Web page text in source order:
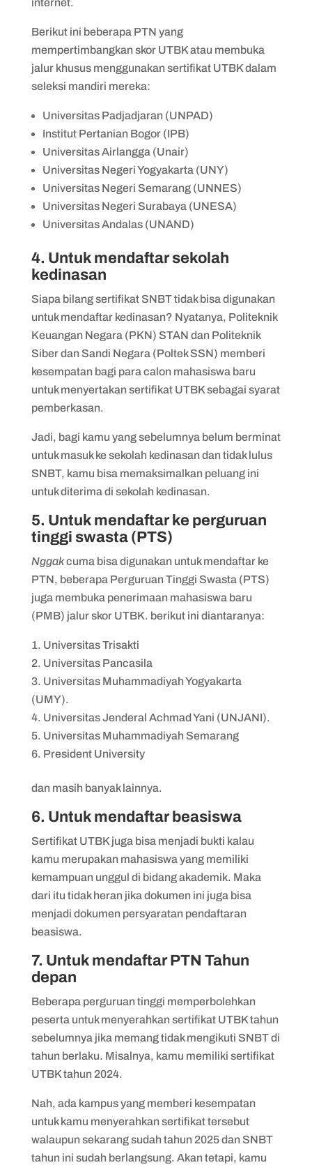
internet.
Berikut ini beberapa PTN yang
mempertimbangkan skor UTBK atau membuka
jalur khusus menggunakan sertifikat UTBK dalam
seleksi mandiri mereka:
Universitas Padjadjaran (UNPAD)
Institut Pertanian Bogor (IPB)
Universitas Airlangga (Unair)
Universitas Negeri Yogyakarta (UNY)
Universitas Negeri Semarang (UNNES)
Universitas Negeri Surabaya (UNESA)
Universitas Andalas (UNAND)
4. Untuk mendaftar sekolah
kedinasan
Siapa bilang sertifikat SNBT tidak bisa digunakan
untuk mendaftar kedinasan? Nyatanya, Politeknik
Keuangan Negara (PKN) STAN dan Politeknik
Siber dan Sandi Negara (Poltek SSN) memberi
kesempatan bagi para calon mahasiswa baru
untuk menyertakan sertifikat UTBK sebagai syarat
pemberkasan.
Jadi, bagi kamu yang sebelumnya belum berminat
untuk masuk ke sekolah kedinasan dan tidak lulus
SNBT, kamu bisa memaksimalkan peluang ini
untuk diterima di sekolah kedinasan.
5. Untuk mendaftar ke perguruan
tinggi swasta (PTS)
Nggakcuma bisa digunakan untuk mendaftar ke
PTN, beberapa Perguruan Tinggi Swasta (PTS)
juga membuka penerimaan mahasiswa baru
(PMB) jalur skor UTBK. berikut ini diantaranya:
Universitas Trisakti
Universitas Pancasila
Universitas Muhammadiyah Yogyakarta
(UMY).
Universitas Jenderal Achmad Yani (UNJANI).
Universitas Muhammadiyah Semarang
President University
dan masih banyak lainnya.
6. Untuk mendaftar beasiswa
Sertifikat UTBK juga bisa menjadi bukti kalau
kamu merupakan mahasiswa yang memiliki
kemampuan unggul di bidang akademik. Maka
dari itu tidak heran jika dokumen ini juga bisa
menjadi dokumen persyaratan pendaftaran
beasiswa.
7. Untuk mendaftar PTN Tahun
depan
Beberapa perguruan tinggi memperbolehkan
peserta untuk menyerahkan sertifikat UTBK tahun
sebelumnya jika memang tidak mengikuti SNBT di
tahun berlaku. Misalnya, kamu memiliki sertifikat
UTBK tahun 2024.
Nah, ada kampus yang memberi kesempatan
untuk kamu menyerahkan sertifikat tersebut
walaupun sekarang sudah tahun 2025 dan SNBT
tahun ini sudah berlangsung. Akan tetapi, kamu